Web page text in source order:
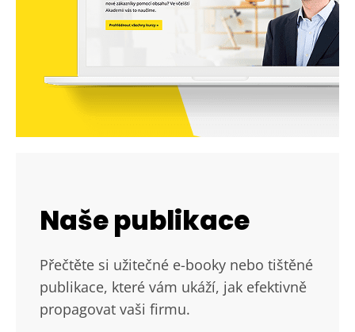
Naše publikace
Přečtěte si užitečné e-booky nebo tištěné
publikace, které vám ukáží, jak efektivně
propagovat vaši firmu.